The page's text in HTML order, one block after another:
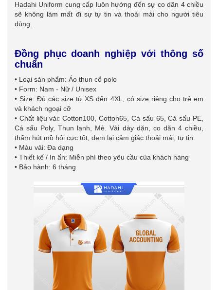
Hadahi Uniform cung cấp luôn hướng đến sự co dãn 4 chiều
sẽ không làm mất đi sự tự tin và thoải mái cho người tiêu
dùng.
Đồng phục doanh nghiệp với thông số
chuẩn
• Loại sản phẩm: Áo thun cổ polo
• Form: Nam - Nữ / Unisex
• Size: Đủ các size từ XS đến 4XL, có size riêng cho trẻ em
và khách ngoại cỡ
• Chất liệu vải: Cotton100, Cotton65, Cá sấu 65, Cá sấu PE,
Cá sấu Poly, Thun lạnh, Mè. Vải dày dặn, co dãn 4 chiều,
thấm hút mồ hôi cực tốt, đem lại cảm giác thoải mái, tự tin.
• Màu vải: Đa dạng
• Thiết kế / In ấn: Miễn phí theo yêu cầu của khách hàng
• Bảo hành: 6 tháng